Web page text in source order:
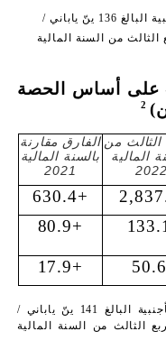
أسعار صرف العملات الأجنبية البالغ 136 ينّ ياباني /
دولار أمريكي و141 ينّ ياباني / يورو في الربع الثالث من السنة المالية
الثالث من
المالية
2022
الفارق مقارنة
بالسنة المالية
2021
+630.4
133.1
+80.9
50.6
+17.9
أسعار صرف العملات الأجنبية البالغ 141 ينّ ياباني /
دولار أمريكي و144ينّ ياباني / يورو في الربع الثالث من السنة المالية